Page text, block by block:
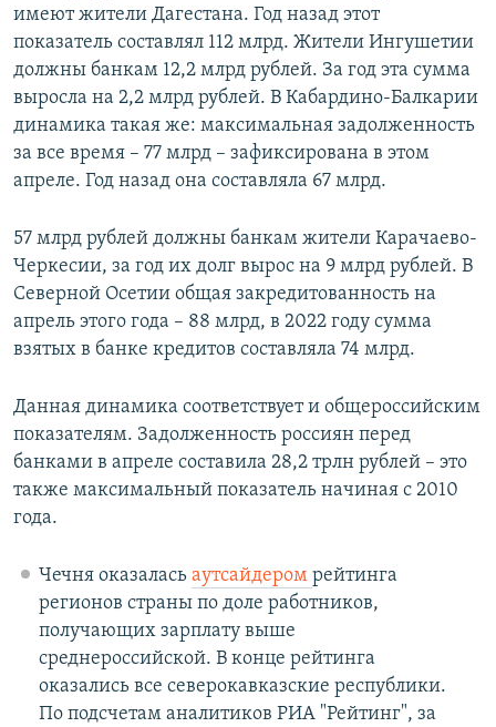
имеют жители Дагестана. Год назад этот
показатель составлял 112 млрд. Жители Ингушетии
должны банкам 12,2 млрд рублей. За год эта сумма
выросла на 2,2 млрд рублей. В Кабардино-Балкарии
динамика такая же: максимальная задолженность
за все время – 77 млрд – зафиксирована в этом
апреле. Год назад она составляла 67 млрд.
57 млрд рублей должны банкам жители Карачаево-
Черкесии, за год их долг вырос на 9 млрд рублей. В
Северной Осетии общая закредитованность на
апрель этого года – 88 млрд, в 2022 году сумма
взятых в банке кредитов составляла 74 млрд.
Данная динамика соответствует и общероссийским
показателям. Задолженность россиян перед
банками в апреле составила 28,2 трлн рублей – это
также максимальный показатель начиная с 2010
года.
Чечня оказалась аутсайдером рейтинга
регионов страны по доле работников,
получающих зарплату выше
среднероссийской. В конце рейтинга
оказались все северокавказские республики.
По подсчетам аналитиков РИА "Рейтинг", за